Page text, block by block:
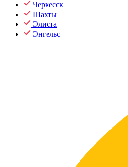
Черкесск
Шахты
Элиста
Энгельс